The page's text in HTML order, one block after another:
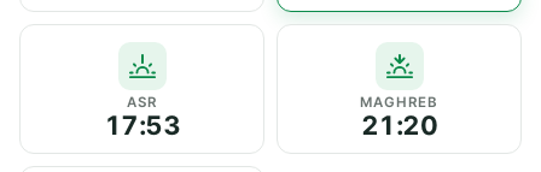
ASR
17:53
MAGHREB
21:20